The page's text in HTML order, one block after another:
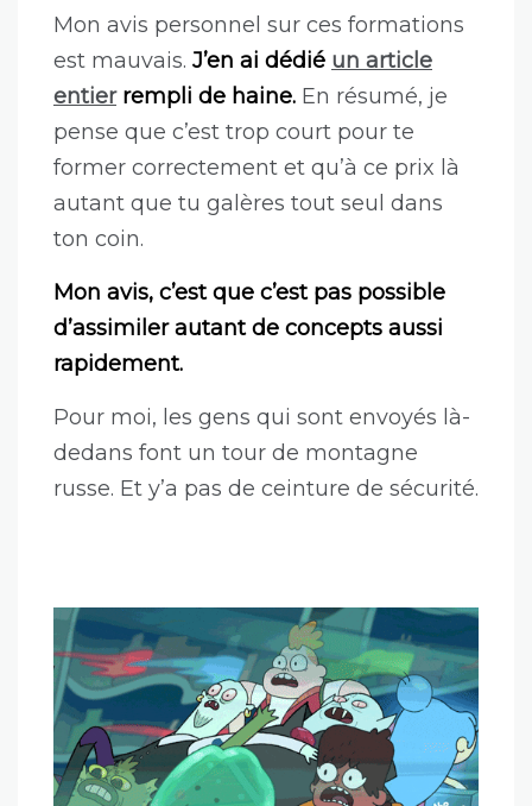
Mon avis personnel sur ces formations
est mauvais. J’en ai dédié un article
entierrempli de haine. En résumé, je
pense que c’est trop court pour te
former correctement et qu’à ce prix là
autant que tu galères tout seul dans
ton coin.
Mon avis, c’est que c’est pas possible
d’assimiler autant de concepts aussi
rapidement.
Pour moi, les gens qui sont envoyés là-
dedans font un tour de montagne
russe. Et y’a pas de ceinture de sécurité.